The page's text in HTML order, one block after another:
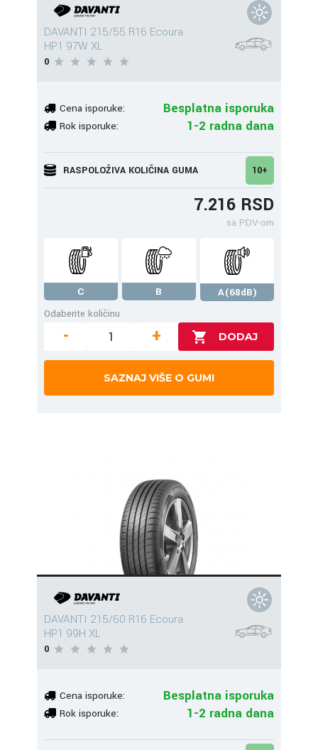
DAVANTI 215/55 R16 Ecoura
HP1 97W XL
0
Cena isporuke: Besplatna isporuka
Rok isporuke: 1-2 radna dana
RASPOLOŽIVA KOLIČINA GUMA 10+
7.216 RSD
sa PDV-om
C B
A(68dB)
Odaberite količinu
- +
SAZNAJ VIŠE O GUMI
DAVANTI 215/60 R16 Ecoura
HP1 99H XL
0
Cena isporuke: Besplatna isporuka
Rok isporuke: 1-2 radna dana